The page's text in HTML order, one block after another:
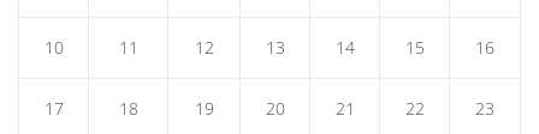
10 11 12 13 14 15 16
17 18 19 20 21 22 23